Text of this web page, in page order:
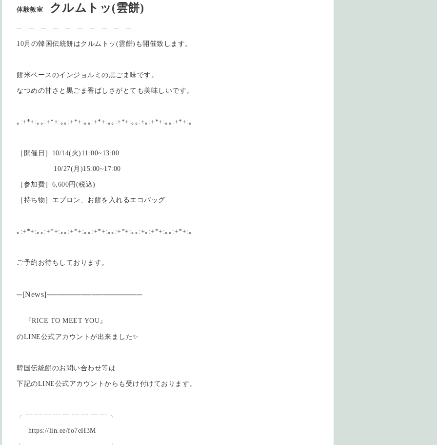
体験教室 クルムトッ(雲餅)
─…─…─…─…─…─…─…─…─…─…
10月の韓国伝統餅はクルムトッ(雲餅)も開催致します。
餅米ベースのインジョルミの黒ごま味です。
なつめの甘さと黒ごま香ばしさがとても美味しいです。
｡:+*+:｡｡:+*+:｡｡:+*+:｡｡:+*+:｡｡:+*+:｡｡:+｡:+*+:｡｡:+*+:｡
［開催日］10/14(火)11:00~13:00
10/27(月)15:00~17:00
［参加費］6,600円(税込)
［持ち物］エプロン、お餅を入れるエコバッグ
｡:+*+:｡｡:+*+:｡｡:+*+:｡｡:+*+:｡｡:+*+:｡｡:+｡:+*+:｡｡:+*+:｡
ご予約お待ちしております。
─[News]─────────────────
『RICE TO MEET YOU』
のLINE公式アカウントが出来ました✨
韓国伝統餅のお問い合わせ等は
下記のLINE公式アカウントからも受け付けております。
╭ ┄ ┄ ┄ ┄ ┄ ┄ ┄ ┄ ┄ ╮
https://lin.ee/fo7eH3M